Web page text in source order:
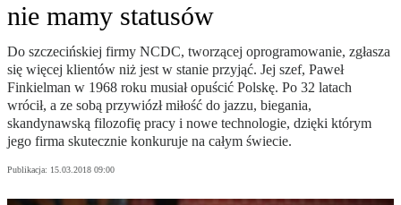
nie mamy statusów
Do szczecińskiej firmy NCDC, tworzącej oprogramowanie, zgłasza
się więcej klientów niż jest w stanie przyjąć. Jej szef, Paweł
Finkielman w 1968 roku musiał opuścić Polskę. Po 32 latach
wrócił, a ze sobą przywiózł miłość do jazzu, biegania,
skandynawską filozofię pracy i nowe technologie, dzięki którym
jego firma skutecznie konkuruje na całym świecie.
Publikacja: 15.03.2018 09:00